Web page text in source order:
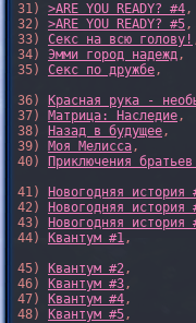
31) >ARE YOU READY? #4,
32) >ARE YOU READY? #5,
33) Секс на всю голову!
34) Эмми город надежд,
35) Секс по дружбе,
36)
Красная рука -
37) Матрица: Наследие,
38)
Назад в будущее,
39) Моя Мелисса,
40)
Приключения
41)
Новогодняя
42)
Новогодняя
43)
Новогодняя
44)
Квантум #1,
45)
Квантум #2,
46)
Квантум #3,
47)
Квантум #4,
48)
Квантум #5,